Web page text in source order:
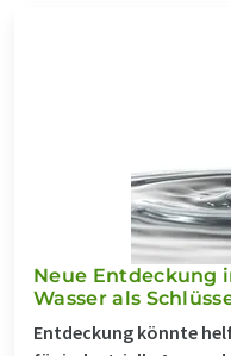
Neue Entdeckung
Wasser als
Entdeckung könnte